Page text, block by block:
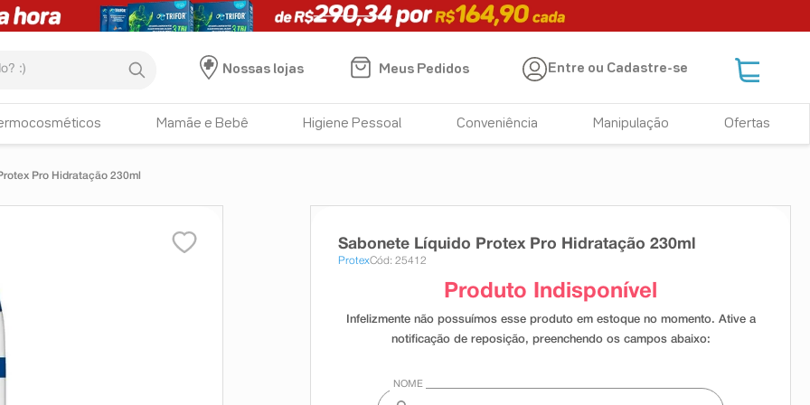
Nossas lojas
Meus Pedidos Entre ou Cadastre-se
Mamãe e Bebê Higiene Pessoal Conveniência Manipulação Ofertas
Pro Hidratação 230ml
Sabonete Líquido Protex Pro Hidratação 230ml
ProtexCód: 25412